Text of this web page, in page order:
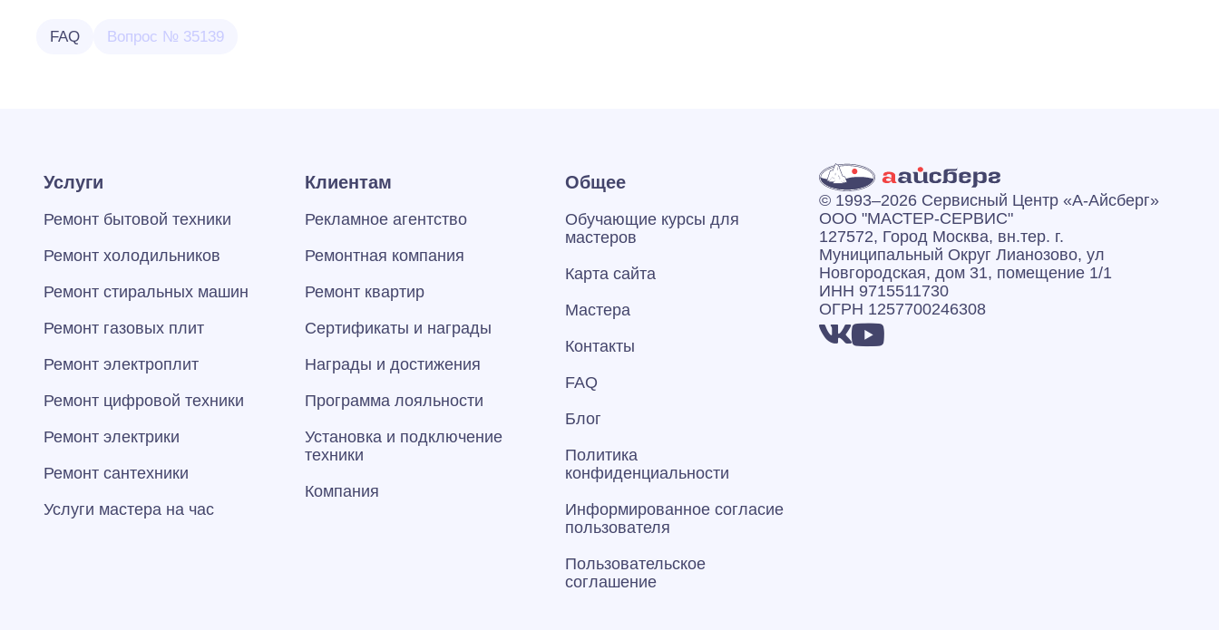
FAQ Вопрос № 35139
Услуги
Ремонт бытовой техники
Ремонт холодильников
Ремонт стиральных машин
Ремонт газовых плит
Ремонт электроплит
Ремонт цифровой техники
Ремонт электрики
Ремонт сантехники
Услуги мастера на час
Клиентам
Рекламное агентство
Ремонтная компания
Ремонт квартир
Сертификаты и награды
Награды и достижения
Программа лояльности
Установка и подключение
техники
Компания
Общее
Обучающие курсы для
мастеров
Карта сайта
Мастера
Контакты
FAQ
Блог
Политика
конфиденциальности
Информированное согласие
пользователя
Пользовательское
соглашение
© 1993–2026 Сервисный Центр «А‑Айсберг»
ООО "МАСТЕР-СЕРВИС"
127572, Город Москва, вн.тер. г.
Муниципальный Округ Лианозово, ул
Новгородская, дом 31, помещение 1/1
ИНН 9715511730
ОГРН 1257700246308